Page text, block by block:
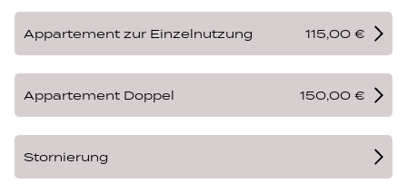
Appartement zur Einzelnutzung 115,00 €
Appartement Doppel 150,00 €
Stornierung